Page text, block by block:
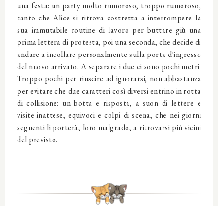
una festa: un party molto rumoroso, troppo rumoroso,
tanto che Alice si ritrova costretta a interrompere la
sua immutabile routine di lavoro per buttare giù una
prima lettera di protesta, poi una seconda, che decide di
andare a incollare personalmente sulla porta d'ingresso
del nuovo arrivato. A separare i due ci sono pochi metri.
Troppo pochi per riuscire ad ignorarsi, non abbastanza
per evitare che due caratteri così diversi entrino in rotta
di collisione: un botta e risposta, a suon di lettere e
visite inattese, equivoci e colpi di scena, che nei giorni
seguenti li porterà, loro malgrado, a ritrovarsi più vicini
del previsto.